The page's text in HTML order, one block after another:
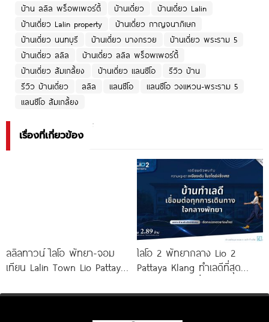
บ้าน ลลิล พร็อพเพอร์ตี้
บ้านเดี่ยว
บ้านเดี่ยว Lalin
บ้านเดี่ยว Lalin property
บ้านเดี่ยว กาญจนาภิเษก
บ้านเดี่ยว นนทบุรี
บ้านเดี่ยว บางกรวย
บ้านเดี่ยว พระราม 5
บ้านเดี่ยว ลลิล
บ้านเดี่ยว ลลิล พร็อพเพอร์ตี้
บ้านเดี่ยว ส้มเกลี้ยง
บ้านเดี่ยว แลนซีโอ
รีวิว บ้าน
รีวิว บ้านเดี่ยว
ลลิล แลนซีโอ
แลนซีโอ วงแหวน-พระราม 5
แลนซีโอ ส้มเกลี้ยง
เรื่องที่เกี่ยวข้อง
ลลิลทาวน์ ไลโอ พัทยา-จอม
เทียน Lalin Town Lio Pattaya-
Colonial
ไลโอ 2 พัทยากลาง Lio 2
Pattaya Klang ทำเลดีที่สุด
เดินทาง